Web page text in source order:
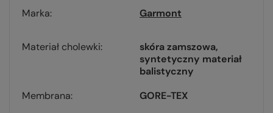
Marka Garmont
Materiał cholewki
skóra zamszowa
syntetyczny materiał
balistyczny
Membrana
GORE-TEX